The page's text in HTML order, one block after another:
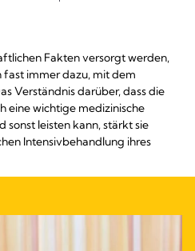
Fakten versorgt werden,
fast immer dazu, mit dem
Verständnis darüber, dass die
eine wichtige medizinische
sonst leisten kann, stärkt sie
Intensivbehandlung ihres